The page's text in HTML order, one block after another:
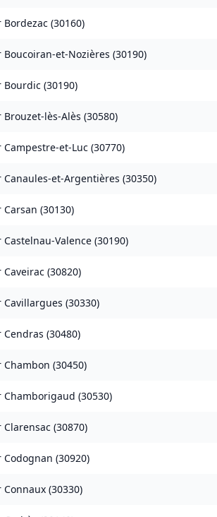
Bordezac (30160)
Boucoiran-et-Nozières (30190)
Bourdic (30190)
Brouzet-lès-Alès (30580)
Campestre-et-Luc (30770)
Canaules-et-Argentières (30350)
Carsan (30130)
Castelnau-Valence (30190)
Caveirac (30820)
Cavillargues (30330)
Cendras (30480)
Chambon (30450)
Chamborigaud (30530)
Clarensac (30870)
Codognan (30920)
Connaux (30330)